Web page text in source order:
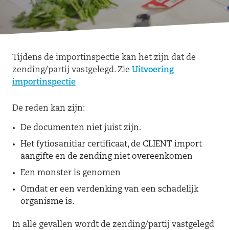
Tijdens de importinspectie kan het zijn dat de
zending/partij vastgelegd. Zie Uitvoering
importinspectie
De reden kan zijn:
De documenten niet juist zijn.
Het fytiosanitiar certificaat, de CLIENT import
aangifte en de zending niet overeenkomen
Een monster is genomen
Omdat er een verdenking van een schadelijk
organisme is.
In alle gevallen wordt de zending/partij vastgelegd